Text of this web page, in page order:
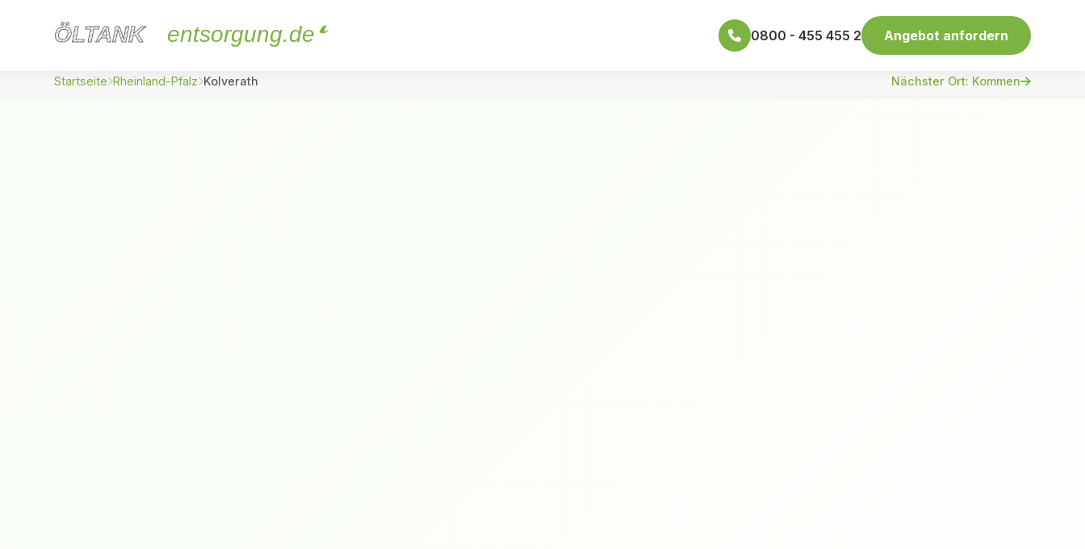
ÖLTANK
ÖLTANK entsorgung.de 0800 - 455 455 2 Angebot anfordern
Startseite Rheinland-Pfalz Kolverath Nächster Ort: Kommen